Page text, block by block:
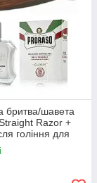
бритв
для
см.
бритва/шавета
Razor +
гоління для
Proraso White